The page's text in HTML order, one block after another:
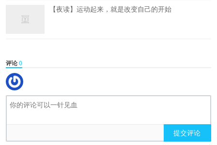
【夜读】运动起来，就是改变自己的开始
评论0
提交评论